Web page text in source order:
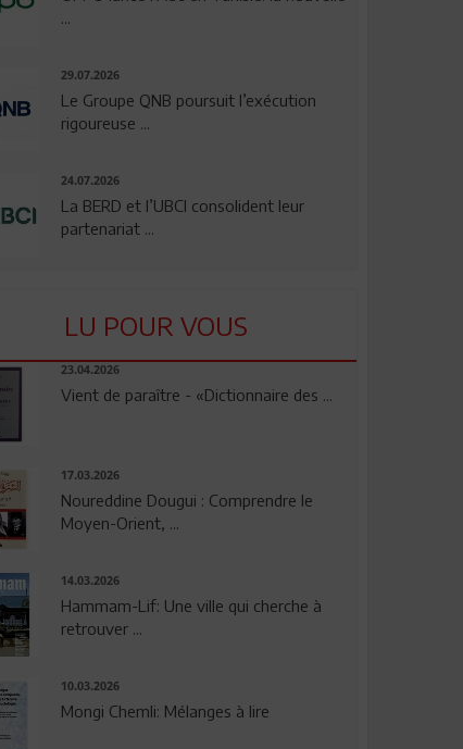
29.07.2026
Le Groupe QNB poursuit l’exécution
rigoureuse ...
24.07.2026
La BERD et l’UBCI consolident leur
partenariat ...
LU POUR VOUS
23.04.2026
Vient de paraître - «Dictionnaire des ...
17.03.2026
Noureddine Dougui : Comprendre le
Moyen-Orient, ...
14.03.2026
Hammam-Lif: Une ville qui cherche à
retrouver ...
10.03.2026
Mongi Chemli: Mélanges à lire